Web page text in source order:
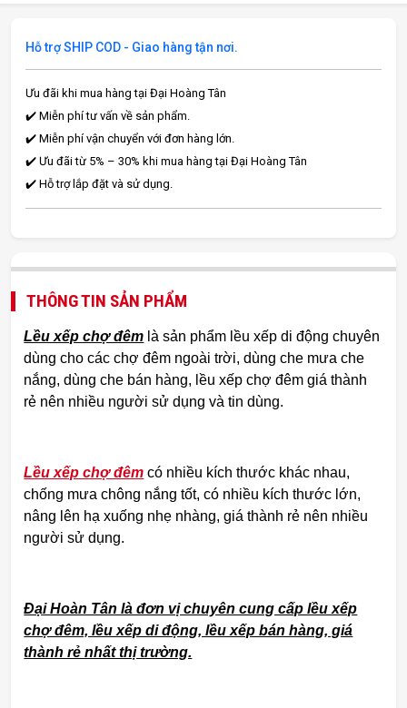
Hỗ trợ SHIP COD - Giao hàng tận nơi.
Ưu đãi khi mua hàng tại Đại Hoàng Tân
✔️ Miễn phí tư vấn về sản phẩm.
✔️ Miễn phí vận chuyển với đơn hàng lớn.
✔️ Ưu đãi từ 5% – 30% khi mua hàng tại Đại Hoàng Tân
✔️ Hỗ trợ lắp đặt và sử dụng.
THÔNG TIN SẢN PHẨM
Lều xếp chợ đêm là sản phẩm lều xếp di động chuyên
dùng cho các chợ đêm ngoài trời, dùng che mưa che
nắng, dùng che bán hàng, lều xếp chợ đêm giá thành
rẻ nên nhiều người sử dụng và tin dùng.
Lều xếp chợ đêm có nhiều kích thước khác nhau,
chống mưa chông nắng tốt, có nhiều kích thước lớn,
nâng lên hạ xuống nhẹ nhàng, giá thành rẻ nên nhiều
người sử dụng.
Đại Hoàn Tân là đơn vị chuyên cung cấp lều xếp
chợ đêm, lều xếp di động, lều xếp bán hàng, giá
thành rẻ nhất thị trường.